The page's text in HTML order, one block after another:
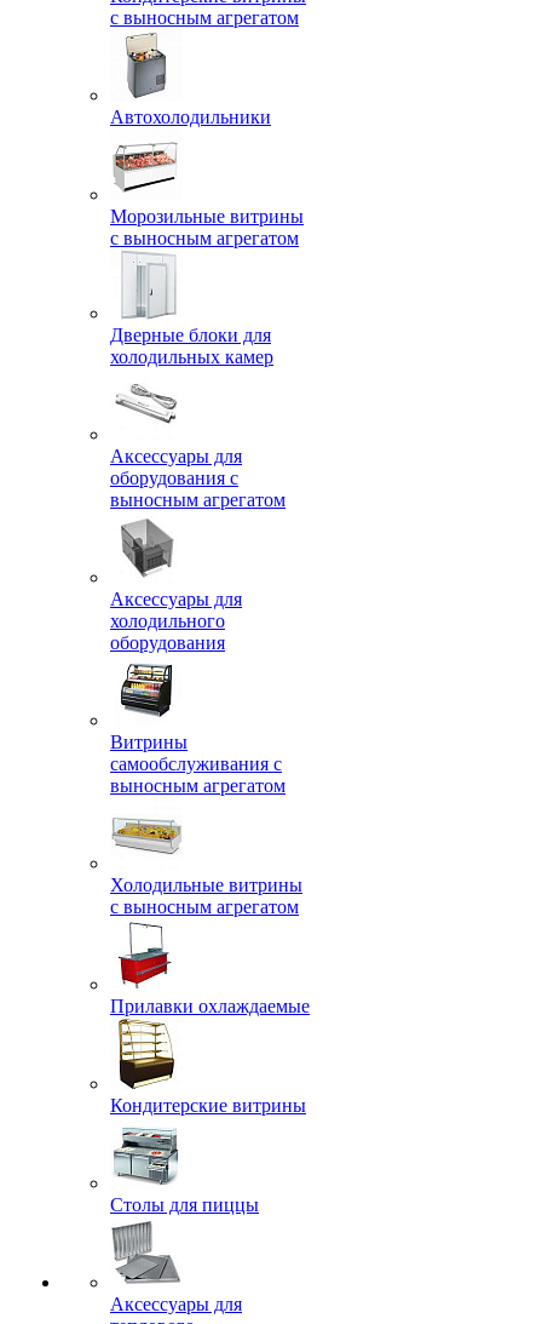
с выносным агрегатом
Автохолодильники
Морозильные витрины
с выносным агрегатом
Дверные блоки для
холодильных камер
Аксессуары для
оборудования с
выносным агрегатом
Аксессуары для
холодильного
оборудования
Витрины
самообслуживания с
выносным агрегатом
Холодильные витрины
с выносным агрегатом
Прилавки охлаждаемые
Кондитерские витрины
Столы для пиццы
Аксессуары для